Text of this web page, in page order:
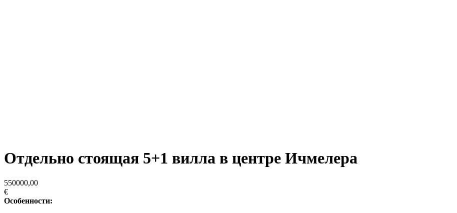
Отдельно стоящая 5+1 вилла в центре Ичмелера
550000,00
€
Особенности: